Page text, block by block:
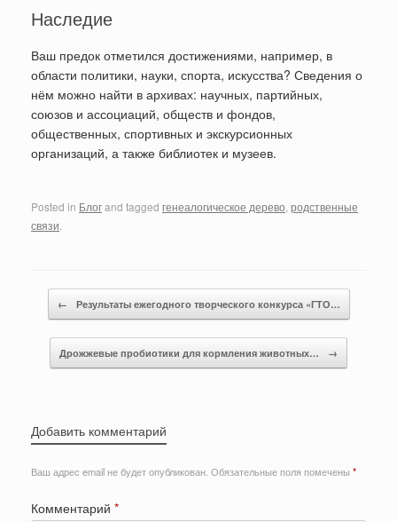
Наследие
Ваш предок отметился достижениями, например, в
области политики, науки, спорта, искусства? Сведения о
нём можно найти в архивах: научных, партийных,
союзов и ассоциаций, обществ и фондов,
общественных, спортивных и экскурсионных
организаций, а также библиотек и музеев.
Posted in Блогand tagged генеалогическое дерево родственные
связи
Post navigation
← Результаты ежегодного творческого конкурса «ГТО…
Дрожжевые пробиотики для кормления животных… →
Добавить комментарий
Ваш адрес email не будет опубликован. Обязательные поля помечены *
Комментарий *